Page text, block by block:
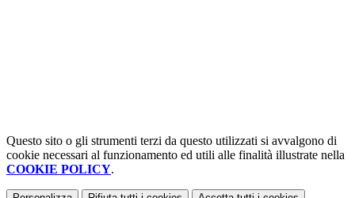
Questo sito o gli strumenti terzi da questo utilizzati si avvalgono di
cookie necessari al funzionamento ed utili alle finalità illustrate nella
COOKIE POLICY.